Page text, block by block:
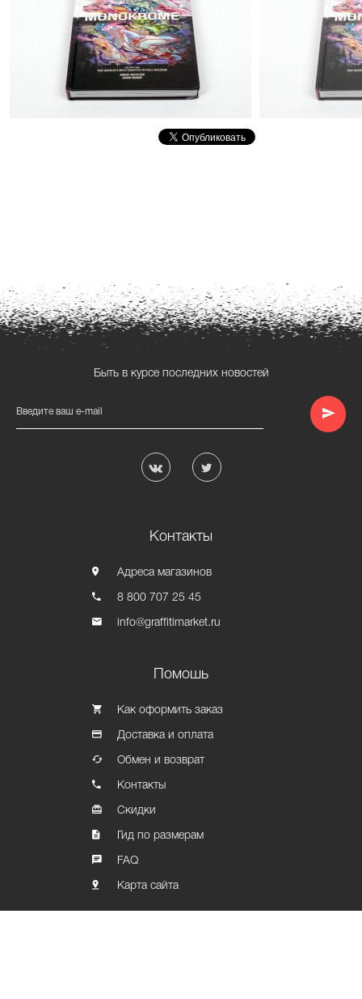
Быть в курсе последних новостей
Введите ваш e-mail
Контакты
Адреса магазинов
8 800 707 25 45
info@graffitimarket.ru
Помошь
Как оформить заказ
Доставка и оплата
Обмен и возврат
Контакты
Скидки
Гид по размерам
FAQ
Карта сайта